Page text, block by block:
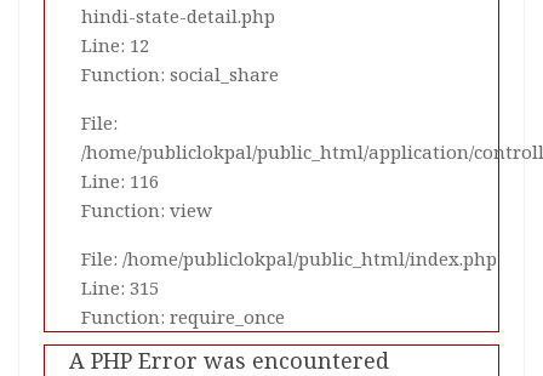
hindi-state-detail.php
Line: 12
Function: social_share
File:
/home/publiclokpal/public_html/application/
Line: 116
Function: view
File: /home/publiclokpal/public_html/index.php
Line: 315
Function: require_once
A PHP Error was encountered